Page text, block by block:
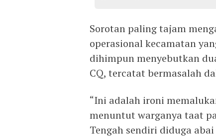
Sorotan paling tajam
operasional kecamatan
dihimpun menyebutkan
CQ, tercatat bermasalah
“Ini adalah ironi
menuntut warganya taat
Tengah sendiri diduga